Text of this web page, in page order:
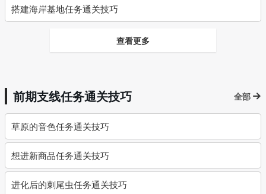
搭建海岸基地任务通关技巧
查看更多
前期支线任务通关技巧 全部
草原的音色任务通关技巧
想进新商品任务通关技巧
进化后的刺尾虫任务通关技巧